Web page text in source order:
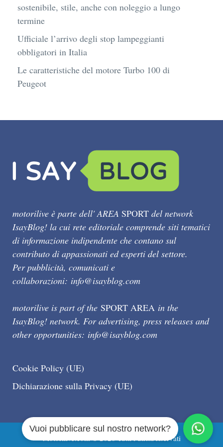
sostenibile, stile, anche con noleggio a lungo
termine
Ufficiale l’arrivo degli stop lampeggianti
obbligatori in Italia
Le caratteristiche del motore Turbo 100 di
Peugeot
motorilive è parte dell' AREA SPORT del network
IsayBlog! la cui rete editoriale comprende siti tematici
di informazione indipendente che contano sul
contributo di appassionati ed esperti del settore.
Per pubblicità, comunicati e
collaborazioni: info@isayblog.com
motorilive is part of the SPORT AREA in the
IsayBlog! network. For advertising, press releases and
other opportunities: info@isayblog.com
Cookie Policy (UE)
Dichiarazione sulla Privacy (UE)
Motorilive.com © 2026 Tutti i diritti riservati
Vuoi pubblicare sul nostro network?